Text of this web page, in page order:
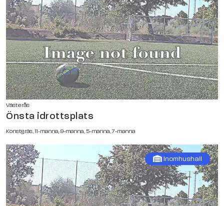
Västerås
Önsta idrottsplats
Konstgräs, 11-manna, 9-manna, 5-manna, 7-manna
Inomhushall